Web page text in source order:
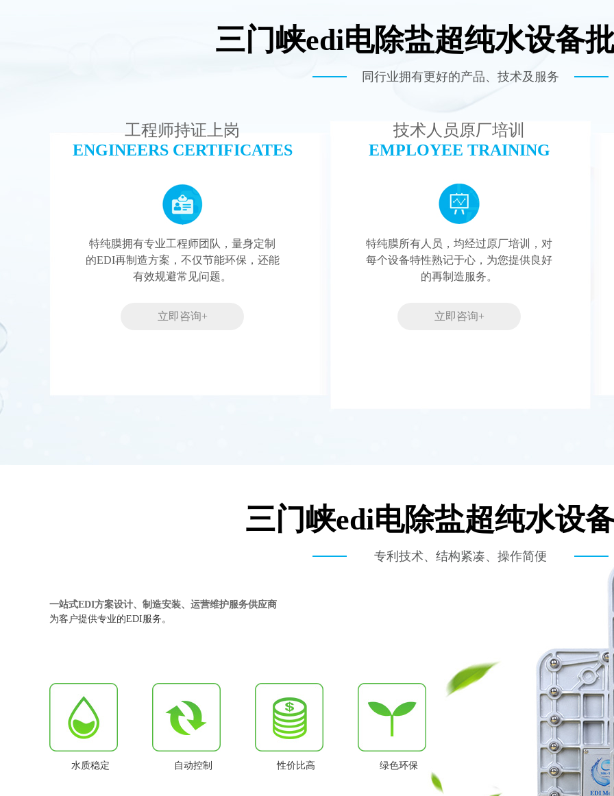
MK-TC50 EDI模块
查看详情
MK-TC100 EDI超纯水
查看详情
三门峡edi电除盐超纯水设备
同行业拥有更好的产品、技术及服务
工程师持证上岗
ENGINEERS CERTIFICATES
特纯膜拥有专业工程师团队，量身定制
的EDI再制造方案，不仅节能环保，还能
有效规避常见问题。
立即咨询+
技术人员原厂培训
EMPLOYEE TRAINING
特纯膜所有人员，均经过原厂培训，对
每个设备特性熟记于心，为您提供良好
的再制造服务。
立即咨询+
三门峡edi电除盐超纯水设
专利技术、结构紧凑、操作简便
一站式EDI方案设计、制造安装、运营维护服务供应商
为客户提供专业的EDI服务。
水质稳定 自动控制 性价比高 绿色环保